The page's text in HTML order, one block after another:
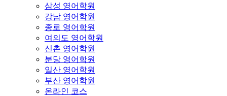
삼성 영어학원
강남 영어학원
종로 영어학원
여의도 영어학원
신촌 영어학원
분당 영어학원
일산 영어학원
부산 영어학원
온라인 코스